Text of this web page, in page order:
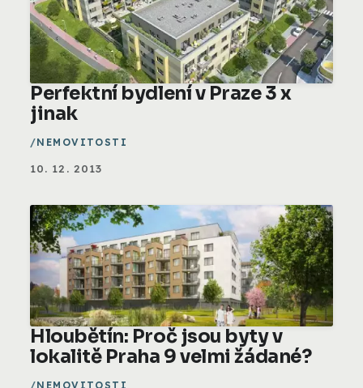
Perfektní bydlení v Praze 3 x
jinak
NEMOVITOSTI
10. 12. 2013
Hloubětín: Proč jsou byty v
lokalitě Praha 9 velmi žádané?
NEMOVITOSTI